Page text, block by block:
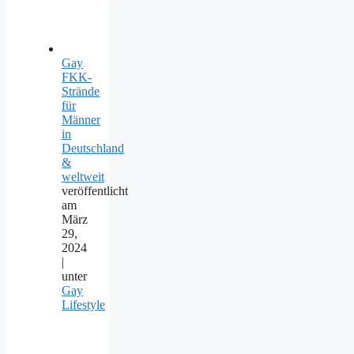
Gay
FKK-
Strände
für
Männer
in
Deutschland
&
weltweit
veröffentlicht
am
März
29,
2024
|
unter
Gay
Lifestyle